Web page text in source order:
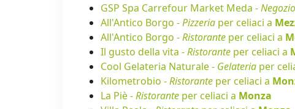
GSP Spa Carrefour Market Meda -Negozio
All'Antico Borgo -Pizzeria per celiaci a
All'Antico Borgo -Ristorante per celiaci a
Il gusto della vita -Ristorante per celiaci a
Cool Gelateria Naturale - Gelateria per
Kilometrobio -Ristorante per celiaci a
La Piè -Ristorante per celiaci a Monza